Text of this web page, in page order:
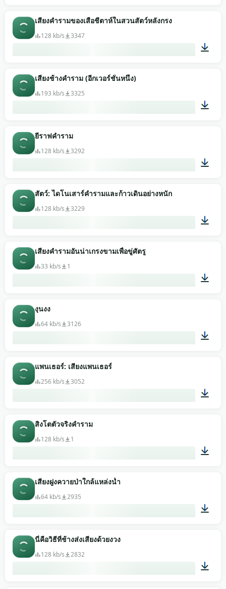
เสียงคำรามของเสือชีตาห์ในสวนสัตว์หลังกรง
128 kb/s 3347
เสียงช้างคำราม (อีกเวอร์ชั่นหนึ่ง)
193 kb/s 3325
ยีราฟคำราม
128 kb/s 3292
สัตว์: ไดโนเสาร์คำรามและก้าวเดินอย่างหนัก
128 kb/s 3229
เสียงคำรามอันน่าเกรงขามเพื่อขู่ศัตรู
33 kb/s 1
งุนงง
64 kb/s 3126
แพนเธอร์: เสียงแพนเธอร์
256 kb/s 3052
สิงโตตัวจริงคำราม
128 kb/s 1
เสียงฝูงควายป่าใกล้แหล่งน้ำ
64 kb/s 2935
นี่คือวิธีที่ช้างส่งเสียงด้วยงวง
128 kb/s 2832